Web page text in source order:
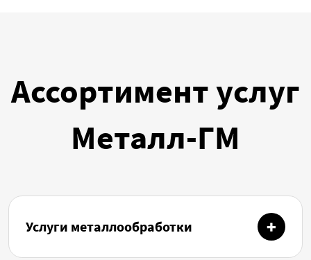
Ассортимент услуг
Металл-ГМ
Услуги металлообработки